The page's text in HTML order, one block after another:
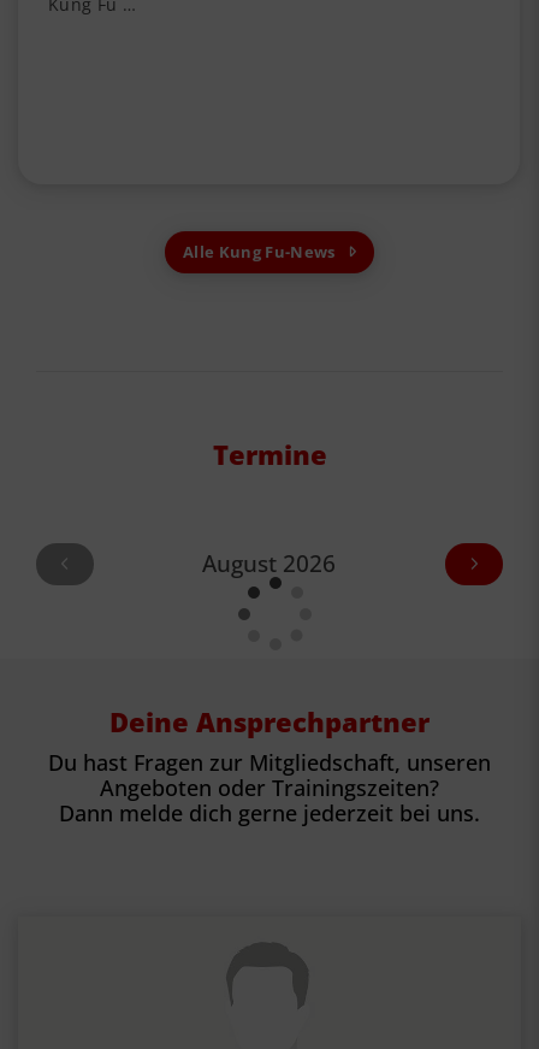
Alle Kung Fu-News
Termine
August 2026
Deine Ansprechpartner
Du hast Fragen zur Mitgliedschaft, unseren
Angeboten oder Trainingszeiten?
Dann melde dich gerne jederzeit bei uns.